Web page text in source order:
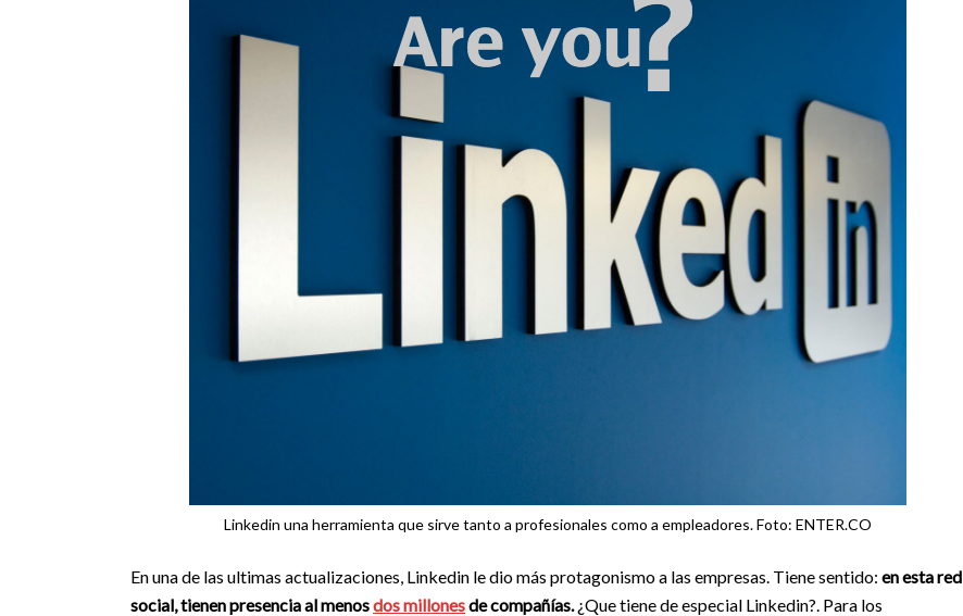
Linkedin una herramienta que sirve tanto a profesionales como a empleadores. Foto: ENTER.CO
En una de las ultimas actualizaciones, Linkedin le dio más protagonismo a las empresas. Tiene sentido: en esta red
social, tienen presencia al menosdos millonesde compañías.¿Que tiene de especial Linkedin?. Para los